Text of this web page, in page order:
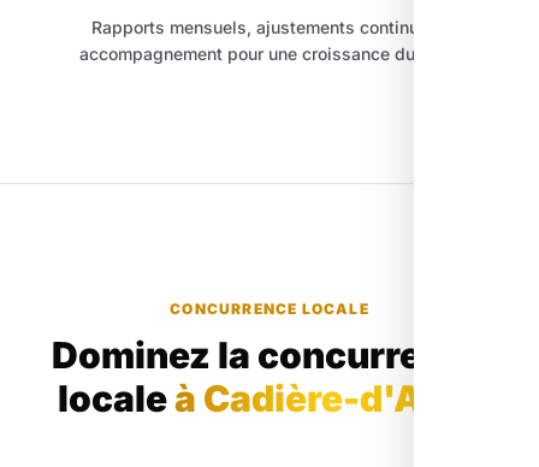
Rapports mensuels, ajustements continus et
accompagnement pour une croissance durable.
CONCURRENCE LOCALE
Dominez la concurrence
localeà Cadière-d'Azur